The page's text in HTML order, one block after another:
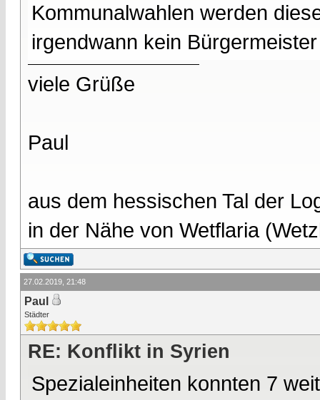
Kommunalwahlen werden
irgendwann kein
viele Grüße
Paul
aus dem hessischen Tal der
in der Nähe von Wetflaria
27.02.2019, 21:48
Paul
Städter
RE: Konflikt in Syrien
Spezialeinheiten konnten 7